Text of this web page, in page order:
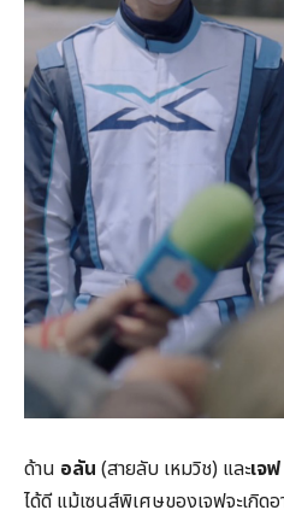
ด้าน อลัน (สายลับ เหมวิช) และเจฟ
ได้ดี แม้เซนส์พิเศษของเจฟจะเกิด